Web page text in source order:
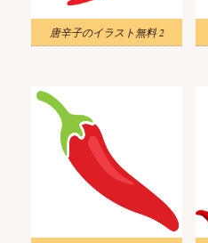
唐辛子のイラスト無料 2